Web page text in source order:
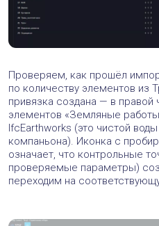
Проверяем, как прошёл
по количеству элементов из
привязка создана — в правой
элементов «Земляные
IfcEarthworks (это чистой
компаньона). Иконка с
означает, что контрольные
проверяемые параметры)
переходим на